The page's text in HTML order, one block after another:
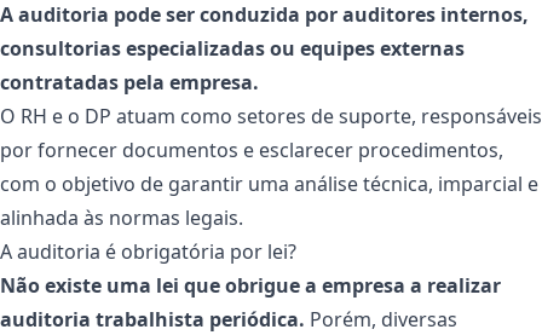
A auditoria pode ser conduzida por auditores internos,
consultorias especializadas ou equipes externas
contratadas pela empresa.
O RH e o DP atuam como setores de suporte, responsáveis
por fornecer documentos e esclarecer procedimentos,
com o objetivo de garantir uma análise técnica, imparcial e
alinhada às normas legais.
A auditoria é obrigatória por lei?
Não existe uma lei que obrigue a empresa a realizar
auditoria trabalhista periódica. Porém, diversas